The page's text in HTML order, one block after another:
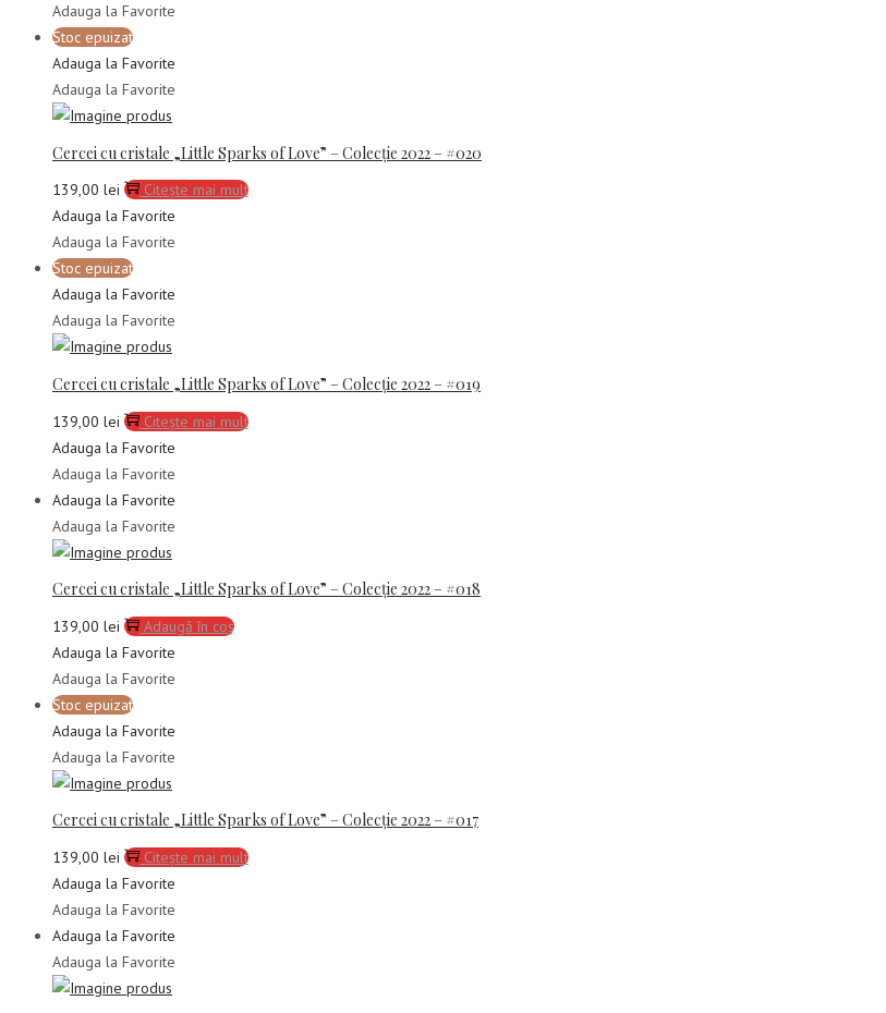
Adauga la Favorite
Stoc epuizat
Adauga la Favorite
Adauga la Favorite
Cercei cu cristale „Little Sparks of Love” – Colecție 2022 – #020
139,00 lei
Citește mai mult
Adauga la Favorite
Adauga la Favorite
Stoc epuizat
Adauga la Favorite
Adauga la Favorite
Cercei cu cristale „Little Sparks of Love” – Colecție 2022 – #019
139,00 lei
Citește mai mult
Adauga la Favorite
Adauga la Favorite
Adauga la Favorite
Adauga la Favorite
Cercei cu cristale „Little Sparks of Love” – Colecție 2022 – #018
139,00 lei
Adaugă în coș
Adauga la Favorite
Adauga la Favorite
Stoc epuizat
Adauga la Favorite
Adauga la Favorite
Cercei cu cristale „Little Sparks of Love” – Colecție 2022 – #017
139,00 lei
Citește mai mult
Adauga la Favorite
Adauga la Favorite
Adauga la Favorite
Adauga la Favorite